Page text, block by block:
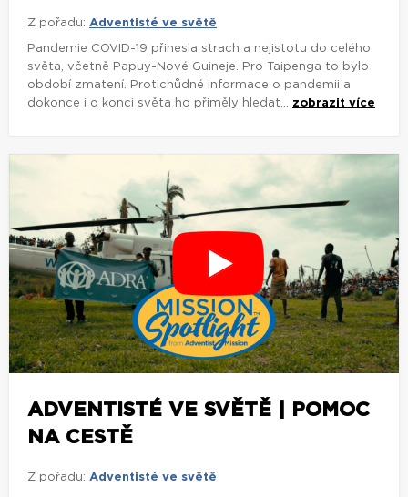
Z pořadu: Adventisté ve světě
Pandemie COVID-19 přinesla strach a nejistotu do celého
světa, včetně Papuy-Nové Guineje. Pro Taipenga to bylo
období zmatení. Protichůdné informace o pandemii a
dokonce i o konci světa ho přiměly hledat... zobrazit více
ADVENTISTÉ VE SVĚTĚ | POMOC
NA CESTĚ
Z pořadu: Adventisté ve světě